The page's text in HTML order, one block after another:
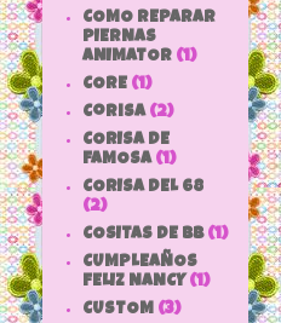
COMO REPARAR
PIERNAS
ANIMATOR (1)
CORE (1)
Corisa (2)
CORISA DE
FAMOSA (1)
CORISA DEL 68
(2)
COSITAS DE bb (1)
CUMPLEAÑOS
FELIZ NANCY (1)
CUSTOM (3)